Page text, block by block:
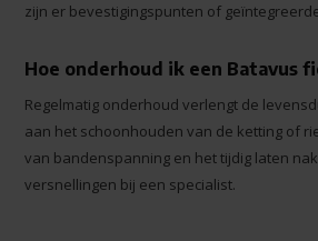
zijn er bevestigingspunten of
Hoe onderhoud ik een Batavus
Regelmatig onderhoud verlengt de
aan het schoonhouden van de ketting of
van bandenspanning en het tijdig laten
versnellingen bij een specialist.